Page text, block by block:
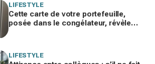
LIFESTYLE
Cette carte de votre portefeuille,
posée dans le congélateur, révèle
LIFESTYLE